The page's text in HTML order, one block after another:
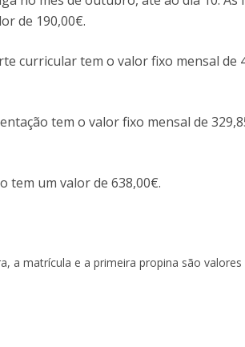
Católica Braga Executive Academy
Apresentação
Informações globais
Diretório de Contactos
de 190,00€.
curricular tem o valor fixo mensal de
tem o valor fixo mensal de
tem um valor de 638,00€.
a matrícula e a primeira propina são